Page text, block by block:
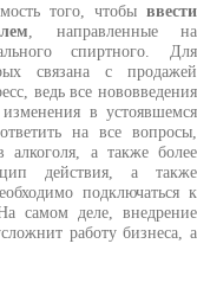
того, чтобыввести
, направленные на
спиртного. Для
связана с продажей
ведь все нововведения
в устоявшемся
на все вопросы,
алкоголя, а также более
действия, а также
подключаться к
самом деле, внедрение
работу бизнеса, а